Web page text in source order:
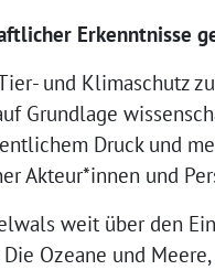
Erkenntnisse
und Klimaschutz
Grundlage
Druck und
Akteur*innen und
weit über den
Ozeane und Meere,